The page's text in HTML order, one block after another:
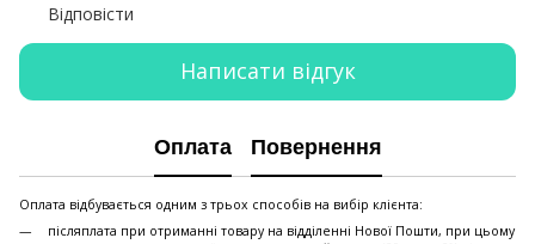
Відповісти
Написати відгук
Оплата Повернення
Оплата відбувається одним з трьох способів на вибір клієнта:
післяплата при отриманні товару на відділенні Нової Пошти, при цьому